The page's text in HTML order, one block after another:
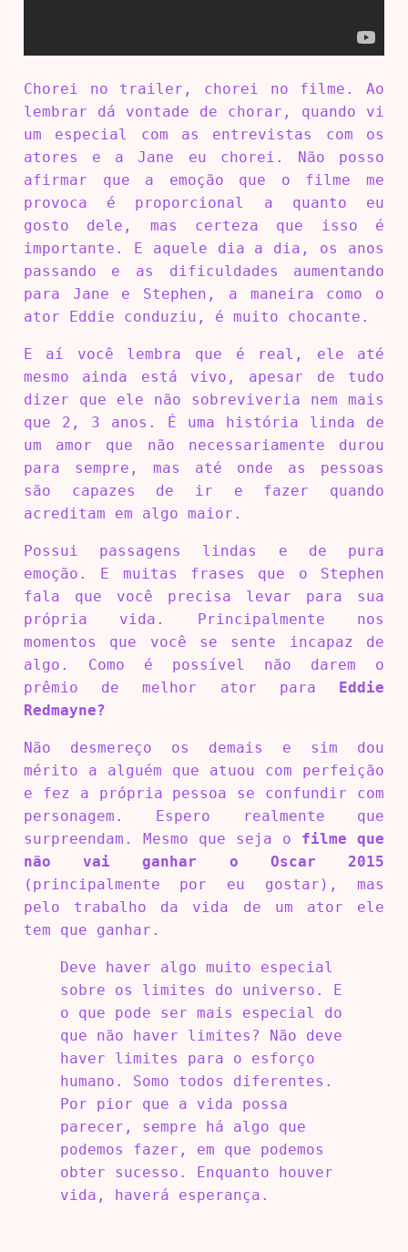
Chorei no trailer, chorei no filme. Ao
lembrar dá vontade de chorar, quando vi
um especial com as entrevistas com os
atores e a Jane eu chorei. Não posso
afirmar que a emoção que o filme me
provoca é proporcional a quanto eu
gosto dele, mas certeza que isso é
importante. E aquele dia a dia, os anos
passando e as dificuldades aumentando
para Jane e Stephen, a maneira como o
ator Eddie conduziu, é muito chocante.
E aí você lembra que é real, ele até
mesmo ainda está vivo, apesar de tudo
dizer que ele não sobreviveria nem mais
que 2, 3 anos. É uma história linda de
um amor que não necessariamente durou
para sempre, mas até onde as pessoas
são capazes de ir e fazer quando
acreditam em algo maior.
Possui passagens lindas e de pura
emoção. E muitas frases que o Stephen
fala que você precisa levar para sua
própria vida. Principalmente nos
momentos que você se sente incapaz de
algo. Como é possível não darem o
prêmio de melhor ator para
Eddie
Redmayne?
Não desmereço os demais e sim dou
mérito a alguém que atuou com perfeição
e fez a própria pessoa se confundir com
personagem. Espero realmente que
surpreendam. Mesmo que seja o filme que
não vai ganhar o Oscar 2015
(principalmente por eu gostar), mas
pelo trabalho da vida de um ator ele
tem que ganhar.
Deve haver algo muito especial
sobre os limites do universo. E
o que pode ser mais especial do
que não haver limites? Não deve
haver limites para o esforço
humano. Somo todos diferentes.
Por pior que a vida possa
parecer, sempre há algo que
podemos fazer, em que podemos
obter sucesso. Enquanto houver
vida, haverá esperança.